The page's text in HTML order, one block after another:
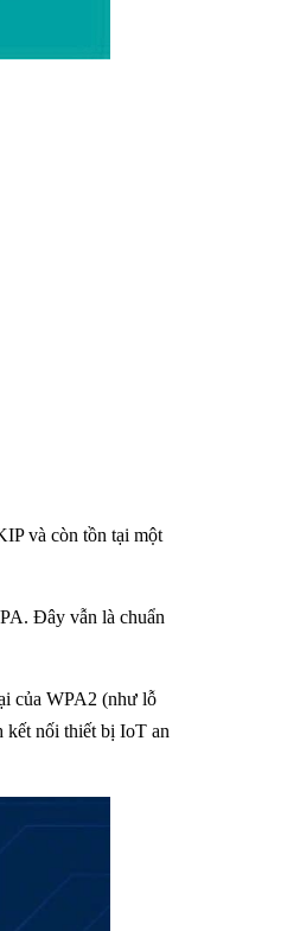
và còn tồn tại một
Đây vẫn là chuẩn
của WPA2 (như lỗ
kết nối thiết bị IoT an